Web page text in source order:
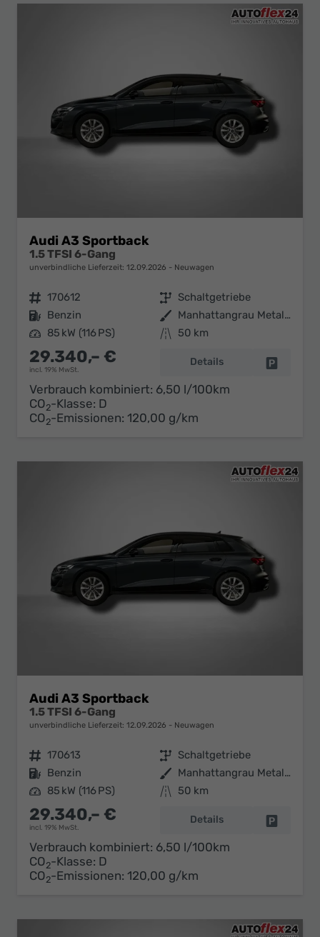
Audi A3 Sportback
1.5 TFSI 6-Gang
unverbindliche Lieferzeit: 12.09.2026 Neuwagen
Fahrzeugnr. 170612 Getriebe Schaltgetriebe
Kraftstoff Benzin Außenfarbe
Manhattangrau Metallic
Leistung 85 kW (116 PS) Kilometerstand 50 km
29.340,– €
incl. 19% MwSt.
Details
Verbrauch kombiniert: 6,50 l/100km
CO2-Klasse: D
CO2-Emissionen: 120,00 g/km
Audi A3 Sportback
1.5 TFSI 6-Gang
unverbindliche Lieferzeit: 12.09.2026 Neuwagen
Fahrzeugnr. 170613 Getriebe Schaltgetriebe
Kraftstoff Benzin Außenfarbe
Manhattangrau Metallic
Leistung 85 kW (116 PS) Kilometerstand 50 km
29.340,– €
incl. 19% MwSt.
Details
Verbrauch kombiniert: 6,50 l/100km
CO2-Klasse: D
CO2-Emissionen: 120,00 g/km